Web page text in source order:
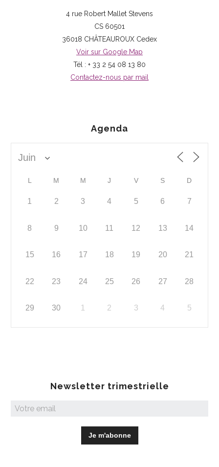
4 rue Robert Mallet Stevens
CS 60501
36018 CHÂTEAUROUX Cedex
Voir sur Google Map
Tél : + 33 2 54 08 13 80
Contactez-nous par mail
Agenda
L M M J V S D
1 2 3 4 5 6 7
8 9 10 11 12 13 14
15 16 17 18 19 20 21
22 23 24 25 26 27 28
29 30 1 2 3 4 5
Newsletter trimestrielle